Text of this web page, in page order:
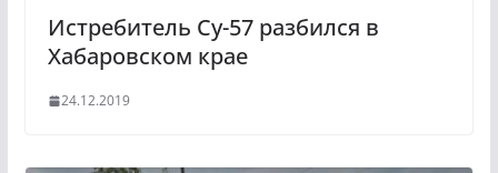
Истребитель Су-57 разбился в
Хабаровском крае
24.12.2019